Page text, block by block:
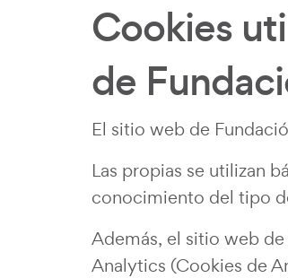
Cookies
de
El sitio web de
Las propias se utilizan
conocimiento del tipo
Además, el sitio web
Analytics (Cookies de